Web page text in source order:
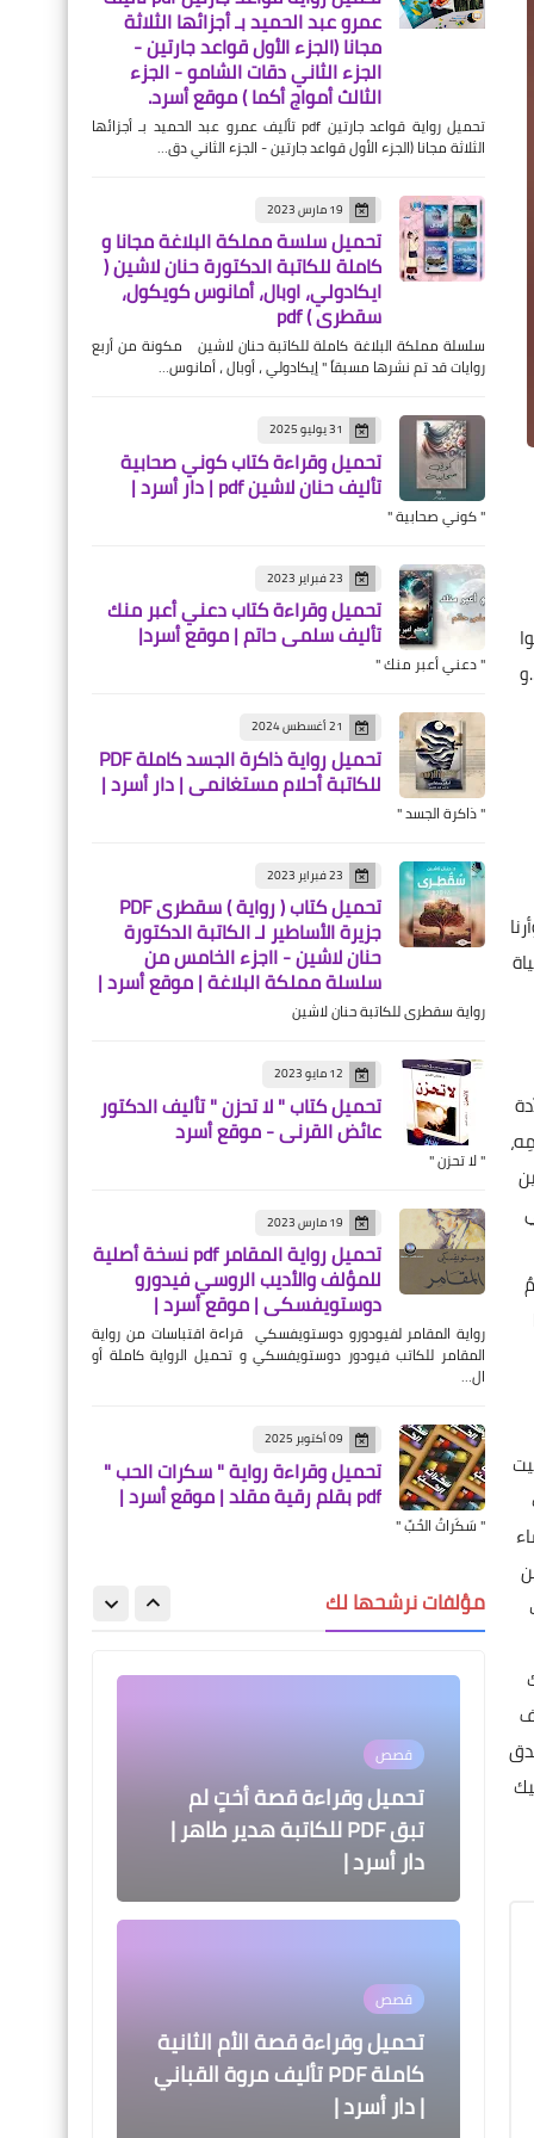
عمرو عبد الحميد بـ أجزائها الثلاثة
مجانا (الجزء الأول قواعد جارتين -
الجزء الثاني دقات الشامو - الجزء
الثالث أمواج أكما ) موقع أسرد.
تحميل رواية قواعد جارتين pdf تأليف عمرو عبد الحميد بـ أجزائها
الثلاثة مجانا (الجزء الأول قواعد جارتين - الجزء الثاني دق…
19 مارس 2023
تحميل سلسة مملكة البلاغة مجانا و
كاملة للكاتبة الدكتورة حنان لاشين (
ايكادولي، اوبال، أمانوس كويكول،
سقطري ) pdf
سلسلة مملكة البلاغة كاملة للكاتبة حنان لاشين مكونة من أربع
روايات قد تم نشرها مسبقاً " إيكادولي ، أوبال ، أمانوس…
31 يوليو 2025
تحميل وقراءة كتاب كوني صحابية
تأليف حنان لاشين pdf | دار أسرد |
" كوني صحابية "
23 فبراير 2023
تحميل وقراءة كتاب دعني أعبر منك
تأليف سلمى حاتم | موقع أسرد|
" دعني أعبر منك "
21 أغسطس 2024
تحميل رواية ذاكرة الجسد كاملة PDF
للكاتبة أحلام مستغانمي | دار أسرد |
" ذاكرة الجسد "
23 فبراير 2023
تحميل كتاب ( رواية ) سقطرى PDF
جزيرة الأساطير لـ الكاتبة الدكتورة
حنان لاشين - ااجزء الخامس من
سلسلة مملكة البلاغة | موقع أسرد |
رواية سقطرى للكاتبة حنان لاشين
12 مايو 2023
تحميل كتاب " لا تحزن " تأليف الدكتور
عائض القرني - موقع أسرد
" لا تحزن "
19 مارس 2023
تحميل رواية المقامر pdf نسخة أصلية
للمؤلف والأديب الروسي فيدورو
دوستويفسكي | موقع أسرد |
رواية المقامر لفيودورو دوستويفسكي قراءة اقتباسات من رواية
المقامر للكاتب فيودور دوستويفسكي و تحميل الرواية كاملة أو
ال…
09 أكتوبر 2025
تحميل وقراءة رواية " سكرات الحب "
pdf بقلم رقية مقلد | موقع أسرد |
" سَكَراتُ الحُبِّ "
مؤلفات نرشحها لك
قصص
تحميل وقراءة قصة شارع
شامبليون للكاتبة مروة
روايات
تحميل وقراءة رواية في عتمة
الأعماق للكاتب خليل العيشاوي
كاملة PDF | دار أسرد |
روايات
تحميل وقراءة رواية إبن
النوارس للكاتبة هبة مصطفى
كاملة PDF | دار أسرد |
تحميل وقراءة كتاب منبع
الحكمة للكاتبة لطيفة محمد
حسيب القاضي كاملًا PDF | دار
أسرد |
خواطر
تحميل وقراءة كتاب نزيف
داخلي للكاتبة سمية معتوق
كاملًا PDF | دار أسرد |
قصص حزينة
الخيل للكاتبة مروة القباني |
دار أسرد |
قصص
تحميل وقراءة قصة أختٍ لم
تبق PDF للكاتبة هدير طاهر |
دار أسرد |
قصص
تحميل وقراءة قصة الأم الثانية
كاملة PDF تأليف مروة القباني
| دار أسرد |